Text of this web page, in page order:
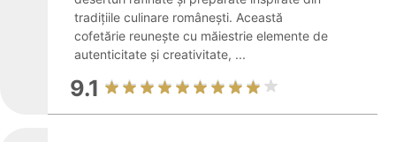
tradițiile culinare românești. Această
cofetărie reunește cu măiestrie elemente de
autenticitate și creativitate, ...
9.1